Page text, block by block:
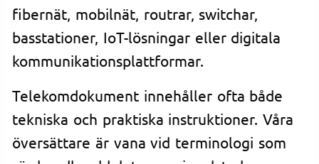
fibernät, mobilnät, routrar, switchar,
basstationer, IoT-lösningar eller digitala
kommunikationsplattformar.
Telekomdokument innehåller ofta både
tekniska och praktiska instruktioner. Våra
översättare är vana vid terminologi som